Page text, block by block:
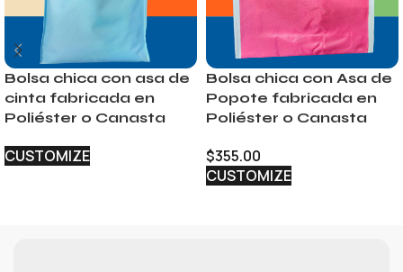
Bolsa chica con asa de
cinta fabricada en
Poliéster o Canasta
CUSTOMIZE
Bolsa chica con Asa de
Popote fabricada en
Poliéster o Canasta
$355.00
CUSTOMIZE